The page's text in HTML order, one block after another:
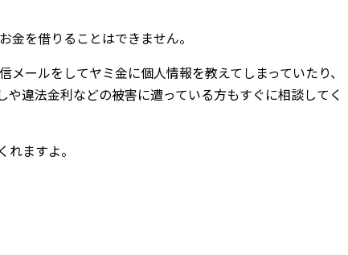
を借りることはできません。
ールをしてヤミ金に個人情報を教えてしまっていたり、
違法金利などの被害に遭っている方もすぐに相談してく
ますよ。